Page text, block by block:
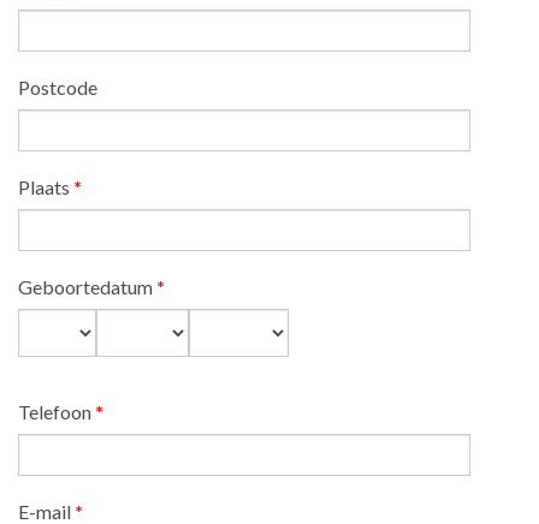
Postcode
Plaats *
Geboortedatum *
Telefoon *
E-mail *